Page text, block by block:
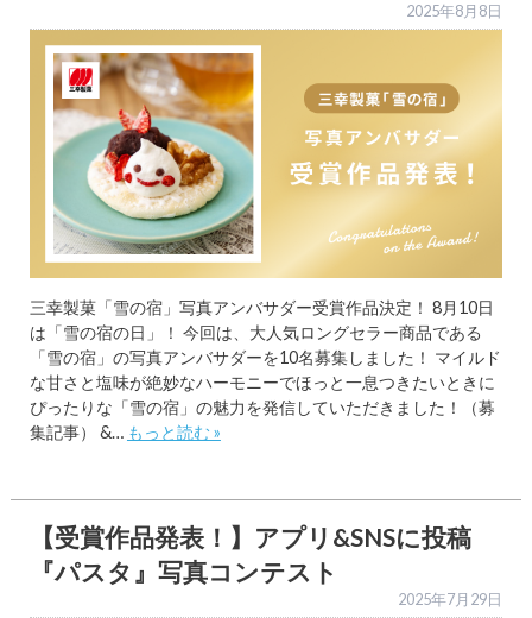
2025年8月8日
三幸製菓「雪の宿」写真アンバサダー受賞作品決定！ 8月10日
は「雪の宿の日」！ 今回は、大人気ロングセラー商品である
「雪の宿」の写真アンバサダーを10名募集しました！ マイルド
な甘さと塩味が絶妙なハーモニーでほっと一息つきたいときに
ぴったりな「雪の宿」の魅力を発信していただきました！（募
集記事） &… もっと読む »
【受賞作品発表！】アプリ&SNSに投稿
『パスタ』写真コンテスト
2025年7月29日